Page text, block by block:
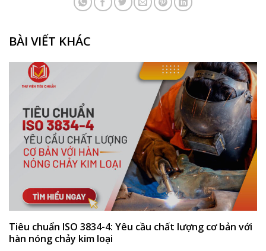
BÀI VIẾT KHÁC
Tiêu chuẩn ISO 3834-4: Yêu cầu chất lượng cơ bản với
hàn nóng chảy kim loại